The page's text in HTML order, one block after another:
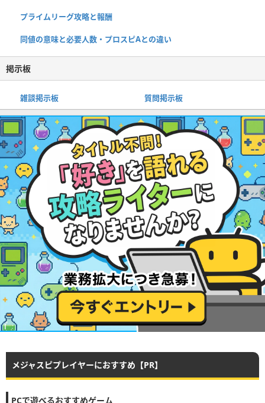
プライムリーグ攻略と報酬
同値の意味と必要人数・プロスピAとの違い
掲示板
雑談掲示板 質問掲示板
メジャスピプレイヤーにおすすめ【PR】
PCで遊べるおすすめゲーム